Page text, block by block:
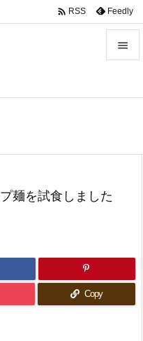

 RSS Feedly
麺を試食しました
Copy